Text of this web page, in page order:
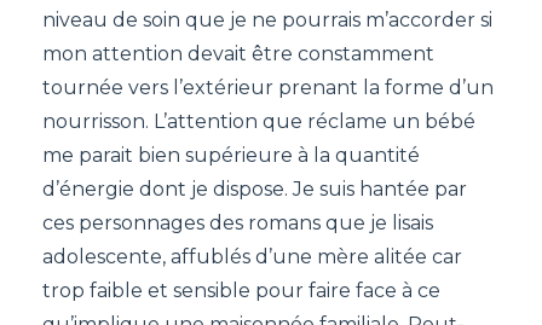
niveau de soin que je ne pourrais m’accorder si
mon attention devait être constamment
tournée vers l’extérieur prenant la forme d’un
nourrisson. L’attention que réclame un bébé
me parait bien supérieure à la quantité
d’énergie dont je dispose. Je suis hantée par
ces personnages des romans que je lisais
adolescente, affublés d’une mère alitée car
trop faible et sensible pour faire face à ce